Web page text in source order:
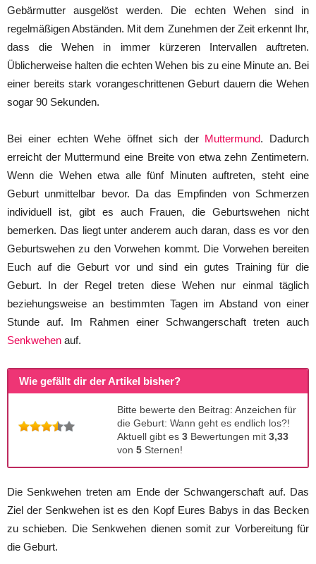
Gebärmutter ausgelöst werden. Die echten Wehen sind in
regelmäßigen Abständen. Mit dem Zunehmen der Zeit erkennt Ihr,
dass die Wehen in immer kürzeren Intervallen auftreten.
Üblicherweise halten die echten Wehen bis zu eine Minute an. Bei
einer bereits stark vorangeschrittenen Geburt dauern die Wehen
sogar 90 Sekunden.
Bei einer echten Wehe öffnet sich der Muttermund. Dadurch
erreicht der Muttermund eine Breite von etwa zehn Zentimetern.
Wenn die Wehen etwa alle fünf Minuten auftreten, steht eine
Geburt unmittelbar bevor. Da das Empfinden von Schmerzen
individuell ist, gibt es auch Frauen, die Geburtswehen nicht
bemerken. Das liegt unter anderem auch daran, dass es vor den
Geburtswehen zu den Vorwehen kommt. Die Vorwehen bereiten
Euch auf die Geburt vor und sind ein gutes Training für die
Geburt. In der Regel treten diese Wehen nur einmal täglich
beziehungsweise an bestimmten Tagen im Abstand von einer
Stunde auf. Im Rahmen einer Schwangerschaft treten auch
Senkwehen auf.
Wie gefällt dir der Artikel bisher?
Bitte bewerte den Beitrag: Anzeichen für
die Geburt: Wann geht es endlich los?!
Aktuell gibt es 3 Bewertungen mit 3,33
von 5 Sternen!
Die Senkwehen treten am Ende der Schwangerschaft auf. Das
Ziel der Senkwehen ist es den Kopf Eures Babys in das Becken
zu schieben. Die Senkwehen dienen somit zur Vorbereitung für
die Geburt.